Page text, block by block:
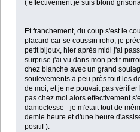
( effectivement je suis blond
Et franchement, du coup s'est le
placard car se coussin roho, je
petit bijoux, hier après midi j'ai
surprise j'ai vu dans mon petit
chez blanche avec un grand
soulevements a peu près tout les
de moi, et je ne pouvait pas
pas chez moi alors effectivement
damoclesse - je m'etait tout de
demie heure et d'une heure
positif ).